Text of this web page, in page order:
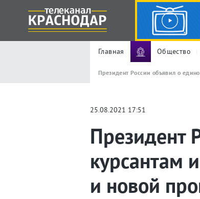
Главная Общество
Президент России объявил о
25.08.2021 17:51
Президент
курсантам
и новой